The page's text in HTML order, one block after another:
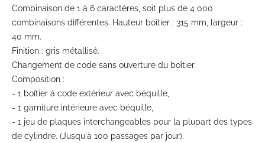
Combinaison de 1 à 6 caractères, soit plus de 4 000
combinaisons différentes. Hauteur boîtier : 315 mm, largeur :
40 mm.
Finition : gris métallisé.
Changement de code sans ouverture du boîtier.
Composition :
- 1 boîtier à code extérieur avec béquille,
- 1 garniture intérieure avec béquille,
- 1 jeu de plaques interchangeables pour la plupart des types
de cylindre. (Jusqu'à 100 passages par jour).